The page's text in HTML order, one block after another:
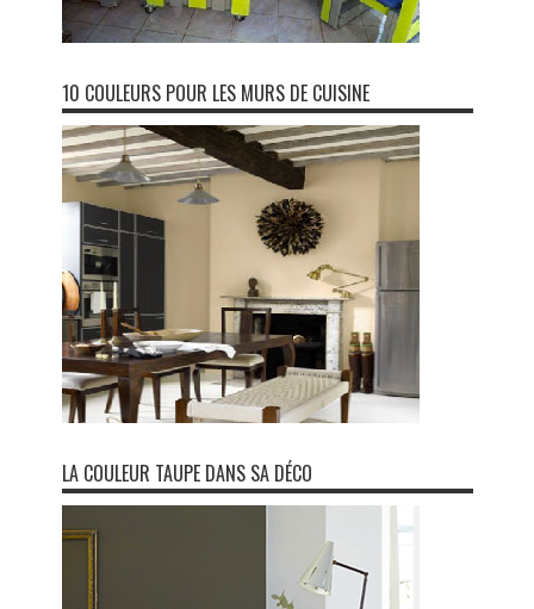
10 COULEURS POUR LES MURS DE CUISINE
LA COULEUR TAUPE DANS SA DÉCO